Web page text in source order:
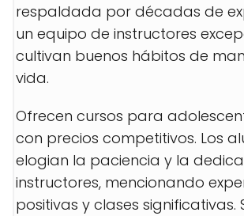
respaldada por décadas de
un equipo de instructores
cultivan buenos hábitos de
vida.
Ofrecen cursos para
con precios competitivos. Los
elogian la paciencia y la
instructores, mencionando
positivas y clases significativas.